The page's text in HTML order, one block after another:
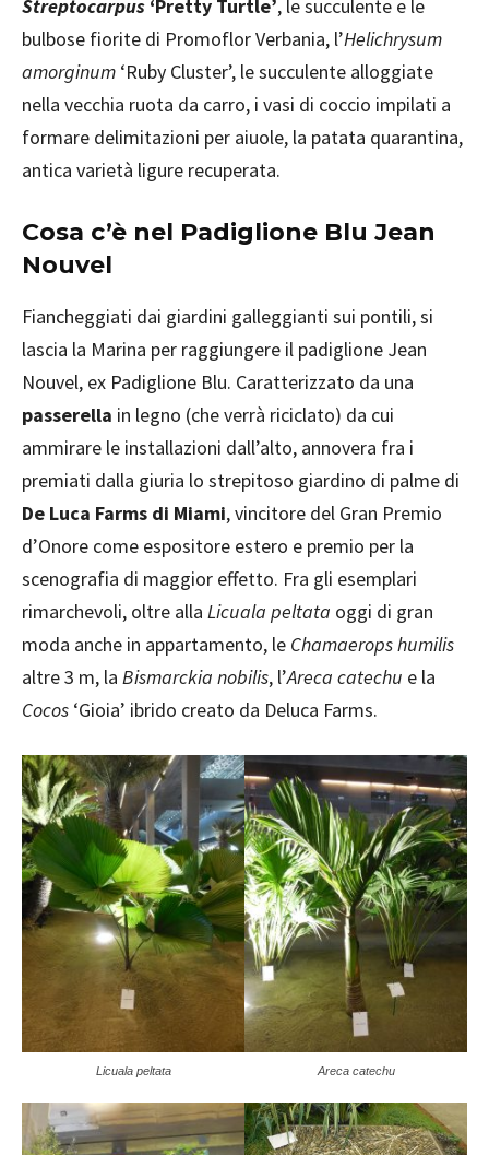
Streptocarpus ‘Pretty Turtle’, le succulente e le
bulbose fiorite di Promoflor Verbania, l’Helichrysum
amorginum ‘Ruby Cluster’, le succulente alloggiate
nella vecchia ruota da carro, i vasi di coccio impilati a
formare delimitazioni per aiuole, la patata quarantina,
antica varietà ligure recuperata.
Cosa c’è nel Padiglione Blu Jean
Nouvel
Fiancheggiati dai giardini galleggianti sui pontili, si
lascia la Marina per raggiungere il padiglione Jean
Nouvel, ex Padiglione Blu. Caratterizzato da una
passerella in legno (che verrà riciclato) da cui
ammirare le installazioni dall’alto, annovera fra i
premiati dalla giuria lo strepitoso giardino di palme di
De Luca Farms di Miami, vincitore del Gran Premio
d’Onore come espositore estero e premio per la
scenografia di maggior effetto. Fra gli esemplari
rimarchevoli, oltre alla Licuala peltata oggi di gran
moda anche in appartamento, le Chamaerops humilis
altre 3 m, la Bismarckia nobilis, l’Areca catechu e la
Cocos ‘Gioia’ ibrido creato da Deluca Farms.
Licuala peltata Areca catechu